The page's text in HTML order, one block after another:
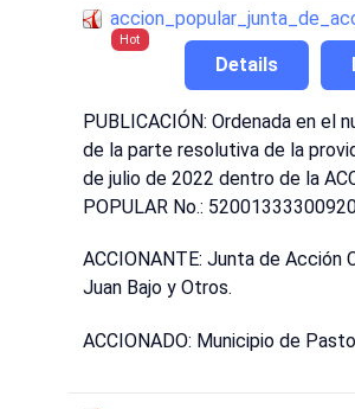
Hot
Details
PUBLICACIÓN: Ordenada en el
de la parte resolutiva de la
de julio de 2022 dentro de la
POPULAR No.:
ACCIONANTE: Junta de Acción
Juan Bajo y Otros.
ACCIONADO: Municipio de